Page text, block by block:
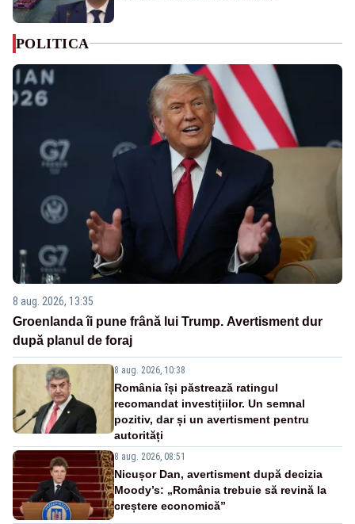
POLITICA
8 aug. 2026, 13:35
Groenlanda îi pune frână lui Trump. Avertisment dur
după planul de foraj
8 aug. 2026, 10:38
România își păstrează ratingul
recomandat investițiilor. Un semnal
pozitiv, dar și un avertisment pentru
autorități
8 aug. 2026, 08:51
Nicușor Dan, avertisment după decizia
Moody’s: „România trebuie să revină la
creștere economică”